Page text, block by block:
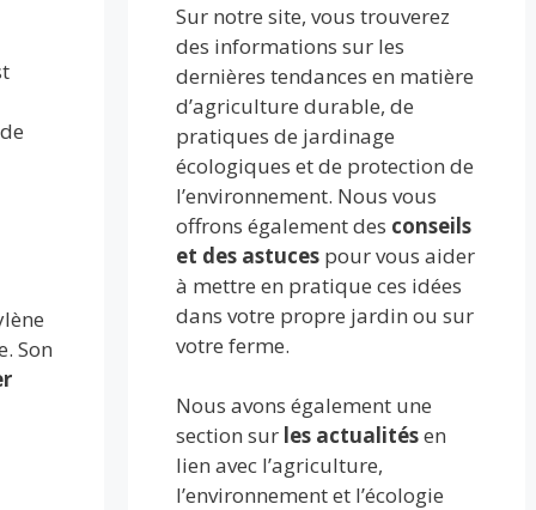
Son
Sur notre site, vous trouverez
des informations sur les
dernières tendances en matière
d’agriculture durable, de
pratiques de jardinage
écologiques et de protection de
l’environnement. Nous vous
offrons également des conseils
et des astuces pour vous aider
à mettre en pratique ces idées
dans votre propre jardin ou sur
votre ferme.
Nous avons également une
section sur les actualitésen
lien avec l’agriculture,
l’environnement et l’écologie